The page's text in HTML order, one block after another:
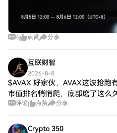
4 点赞 分享
互联财智
2026-8-8
$AVAX 好家伙，AVAX这波抢跑
市值排名悄悄爬，底部磨了这么
第一了才追，那可就真成接盘侠
评论 点赞 分享
Crypto 350